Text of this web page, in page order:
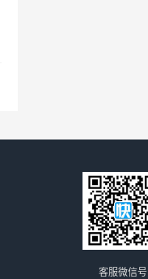
客服微信号